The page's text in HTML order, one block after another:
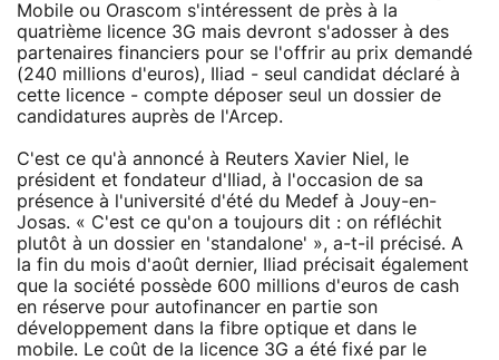
Mobile ou Orascom s'intéressent de près à la
quatrième licence 3G mais devront s'adosser à des
partenaires financiers pour se l'offrir au prix demandé
(240 millions d'euros), Iliad - seul candidat déclaré à
cette licence - compte déposer seul un dossier de
candidatures auprès de l'Arcep.
C'est ce qu'à annoncé à Reuters Xavier Niel, le
président et fondateur d'Iliad, à l'occasion de sa
présence à l'université d'été du Medef à Jouy-en-
Josas. « C'est ce qu'on a toujours dit : on réfléchit
plutôt à un dossier en 'standalone' », a-t-il précisé. A
la fin du mois d'août dernier, Iliad précisait également
que la société possède 600 millions d'euros de cash
en réserve pour autofinancer en partie son
développement dans la fibre optique et dans le
mobile. Le coût de la licence 3G a été fixé par le